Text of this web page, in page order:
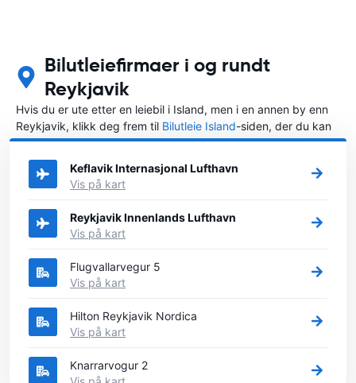
Bilutleiefirmaer i og rundt
Reykjavik
Hvis du er ute etter en leiebil i Island, men i en annen by enn
Reykjavik, klikk deg frem til Bilutleie Island-siden, der du kan
velge byen i Island der du vil leie en bil.
Keflavik Internasjonal Lufthavn
Vis på kart
Reykjavik Innenlands Lufthavn
Vis på kart
Flugvallarvegur 5
Vis på kart
Hilton Reykjavik Nordica
Vis på kart
Knarrarvogur 2